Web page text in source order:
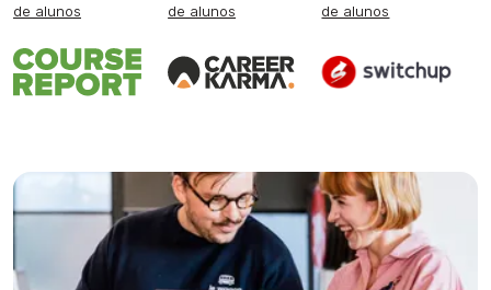
de alunos
de alunos
de alunos